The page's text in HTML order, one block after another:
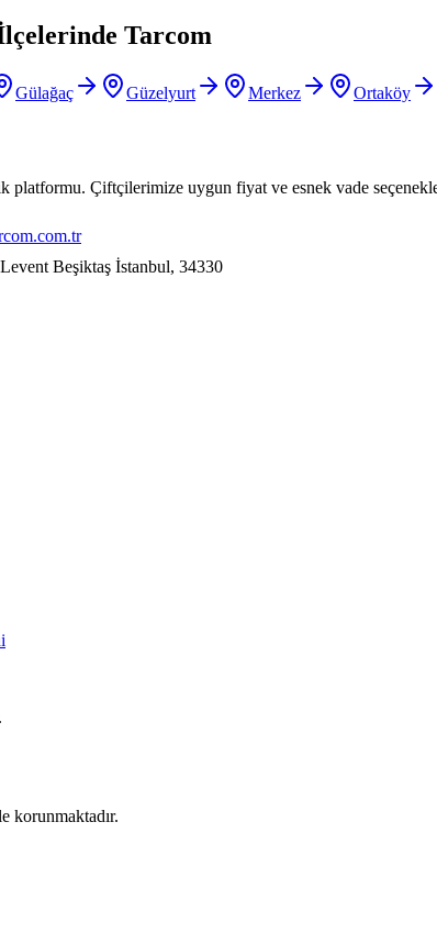
Tarcom
Gülağaç Güzelyurt Merkez Ortaköy
platformu. Çiftçilerimize uygun fiyat ve esnek vade
Beşiktaş İstanbul, 34330
korunmaktadır.